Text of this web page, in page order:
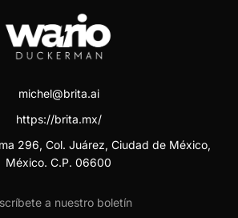
michel@brita.ai
https://brita.mx/
296, Col. Juárez, Ciudad de México,
México. C.P. 06600
a nuestro boletín